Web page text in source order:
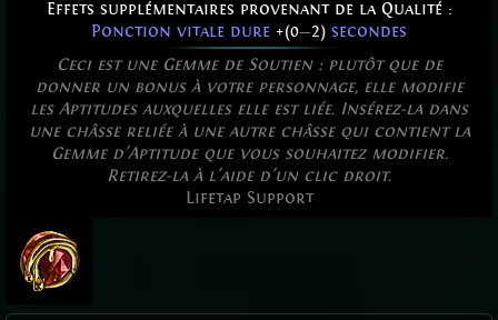
Effets supplémentaires provenant de la Qualité :
Ponction vitale dure +(0—2) secondes
Ceci est une Gemme de Soutien : plutôt que de
donner un bonus à votre personnage, elle modifie
les Aptitudes auxquelles elle est liée. Insérez-la dans
une châsse reliée à une autre châsse qui contient la
Gemme d'Aptitude que vous souhaitez modifier.
Retirez-la à l'aide d'un clic droit.
Lifetap Support